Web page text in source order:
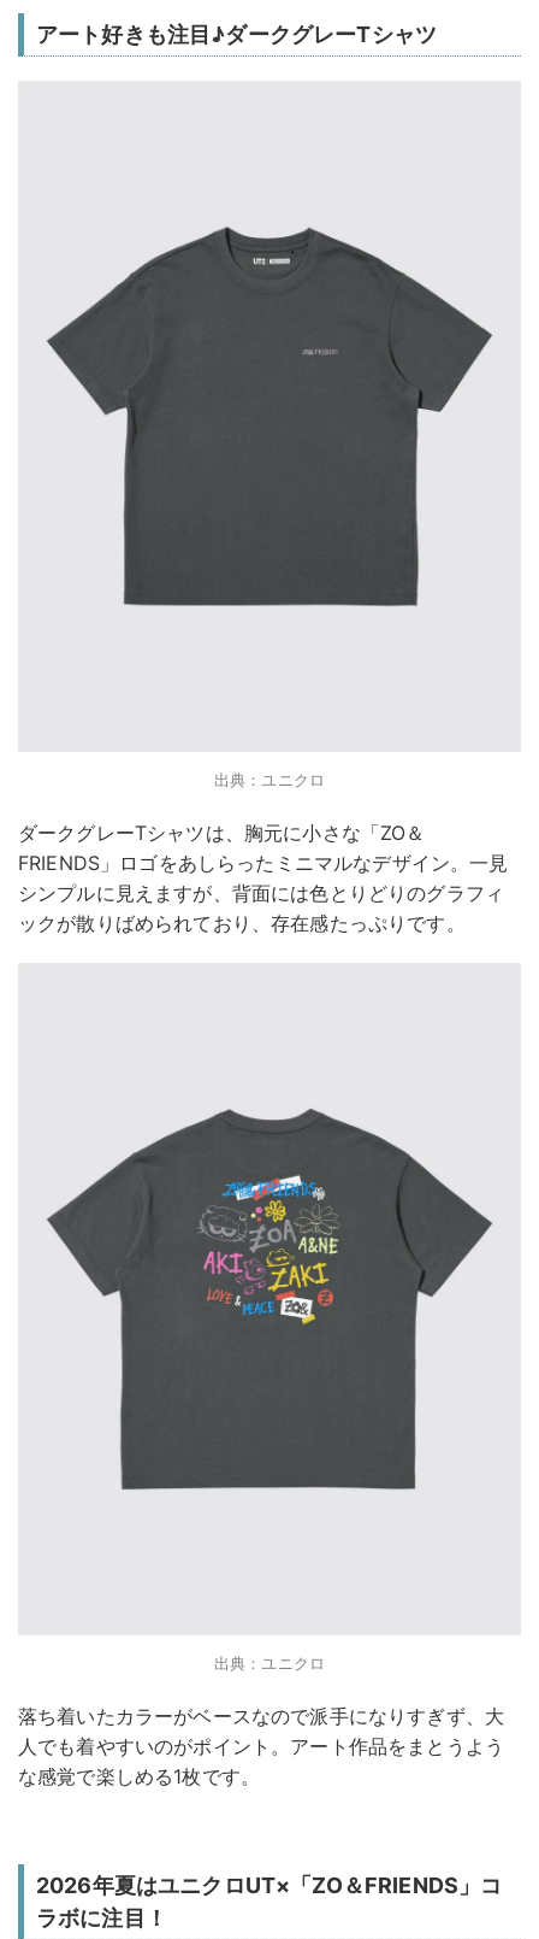
アート好きも注目♪ダークグレーTシャツ
出典：ユニクロ
ダークグレーTシャツは、胸元に小さな「ZO＆
FRIENDS」ロゴをあしらったミニマルなデザイン。一見
シンプルに見えますが、背面には色とりどりのグラフィ
ックが散りばめられており、存在感たっぷりです。
出典：ユニクロ
落ち着いたカラーがベースなので派手になりすぎず、大
人でも着やすいのがポイント。アート作品をまとうよう
な感覚で楽しめる1枚です。
2026年夏はユニクロUT×「ZO＆FRIENDS」コ
ラボに注目！